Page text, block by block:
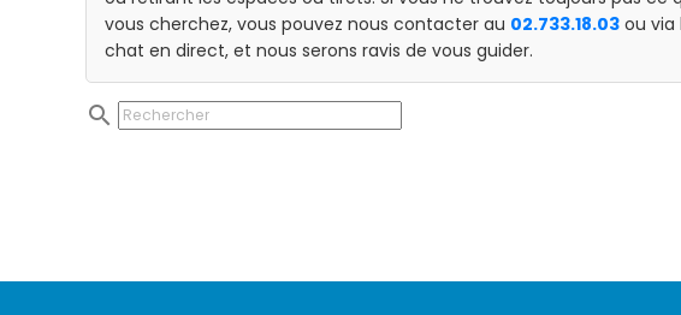
vous cherchez, vous pouvez nous contacter au 02.733.18.03 ou via
chat en direct, et nous serons ravis de vous guider.
search